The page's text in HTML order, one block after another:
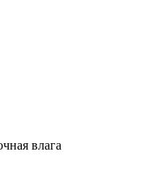
влага